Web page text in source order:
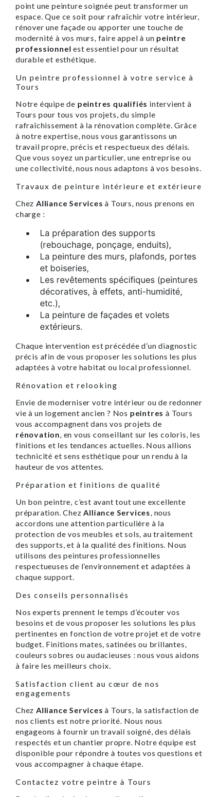
point une peinture soignée peut transformer un
espace. Que ce soit pour rafraîchir votre intérieur,
rénover une façade ou apporter une touche de
modernité à vos murs, faire appel à un peintre
professionnel est essentiel pour un résultat
durable et esthétique.
Un peintre professionnel à votre service à
Tours
Notre équipe de peintres qualifiés intervient à
Tours pour tous vos projets, du simple
rafraîchissement à la rénovation complète. Grâce
à notre expertise, nous vous garantissons un
travail propre, précis et respectueux des délais.
Que vous soyez un particulier, une entreprise ou
une collectivité, nous nous adaptons à vos besoins.
Travaux de peinture intérieure et extérieure
Chez Alliance Services à Tours, nous prenons en
charge :
La préparation des supports
(rebouchage, ponçage, enduits),
La peinture des murs, plafonds, portes
et boiseries,
Les revêtements spécifiques (peintures
décoratives, à effets, anti-humidité,
etc.),
La peinture de façades et volets
extérieurs.
Chaque intervention est précédée d’un diagnostic
précis afin de vous proposer les solutions les plus
adaptées à votre habitat ou local professionnel.
Rénovation et relooking
Envie de moderniser votre intérieur ou de redonner
vie à un logement ancien ? Nos peintres à Tours
vous accompagnent dans vos projets de
rénovation, en vous conseillant sur les coloris, les
finitions et les tendances actuelles. Nous allions
technicité et sens esthétique pour un rendu à la
hauteur de vos attentes.
Préparation et finitions de qualité
Un bon peintre, c’est avant tout une excellente
préparation. ChezAlliance Services, nous
accordons une attention particulière à la
protection de vos meubles et sols, au traitement
des supports, et à la qualité des finitions. Nous
utilisons des peintures professionnelles
respectueuses de l’environnement et adaptées à
chaque support.
Des conseils personnalisés
Nos experts prennent le temps d’écouter vos
besoins et de vous proposer les solutions les plus
pertinentes en fonction de votre projet et de votre
budget. Finitions mates, satinées ou brillantes,
couleurs sobres ou audacieuses : nous vous aidons
à faire les meilleurs choix.
Satisfaction client au cœur de nos
engagements
Chez Alliance Services à Tours, la satisfaction de
nos clients est notre priorité. Nous nous
engageons à fournir un travail soigné, des délais
respectés et un chantier propre. Notre équipe est
disponible pour répondre à toutes vos questions et
vous accompagner à chaque étape.
Contactez votre peintre à Tours